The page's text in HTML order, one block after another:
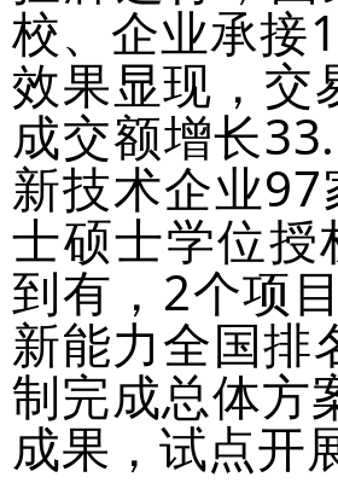
校、企业承接
效果显现，交
成交额增长
新技术企业
士硕士学位
到有，2个项
新能力全国排
制完成总体方
成果，试点开